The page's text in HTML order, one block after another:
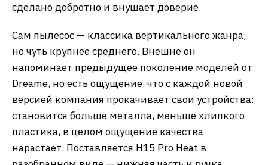
сделано добротно и внушает доверие.
Сам пылесос — классика вертикального жанра,
но чуть крупнее среднего. Внешне он
напоминает предыдущее поколение моделей от
Dreame, но есть ощущение, что с каждой новой
версией компания прокачивает свои устройства:
становится больше металла, меньше хлипкого
пластика, в целом ощущение качества
нарастает. Поставляется H15 Pro Heat в